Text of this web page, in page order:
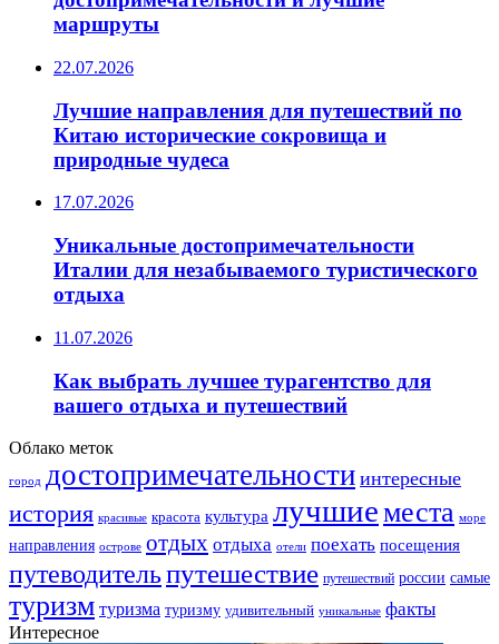
маршруты
22.07.2026
Лучшие направления для путешествий по
Китаю исторические сокровища и
природные чудеса
17.07.2026
Уникальные достопримечательности
Италии для незабываемого туристического
отдыха
11.07.2026
Как выбрать лучшее турагентство для
вашего отдыха и путешествий
Облако меток
город достопримечательности интересные
история красивые красота культура лучшиеместа море
направления острове отдых отдыха отели поехать посещения
путеводительпутешествие путешествий россии самые
туризм туризма туризму удивительный уникальные факты
Интересное